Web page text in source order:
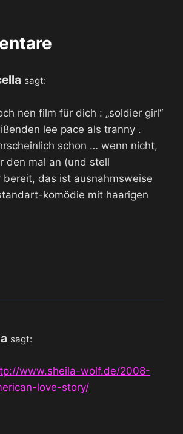
sagt:
nen film für dich : „soldier girl“
lee pace als tranny .
schon … wenn nicht,
den mal an (und stell
das ist ausnahmsweise
komödie mit haarigen
sagt:
www.sheila-wolf.de/2008-
love-story/